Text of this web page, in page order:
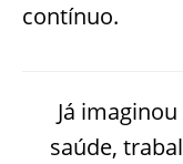
contínuo.
Já
saúde,